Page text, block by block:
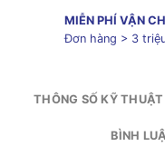
MIỄN PHÍ VẬN
Đơn hàng > 3
THÔNG SỐ KỸ THUẬT
BÌNH